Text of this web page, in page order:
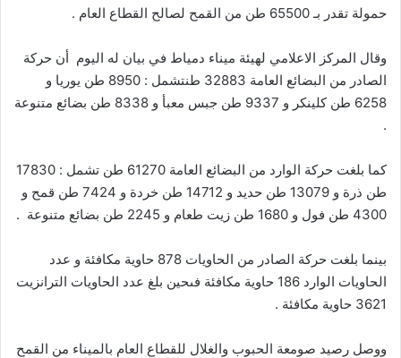
حمولة تقدر بـ طن من القمح لصالح القطاع العام .
وقال المركز الاعلامي لهيئة ميناء دمياط في بيان له اليوم أن حركة
الصادر من البضائع العامة طنتشمل : طن يوريا و
6258 طن كلينكر و طن جبس معبأ و طن بضائع متنوعة
.
كما بلغت حركة الوارد من البضائع العامة طن تشمل :
طن ذرة و طن حديد و طن خردة و طن قمح و
4300 طن فول و طن زيت طعام و طن بضائع متنوعة .
بينما بلغت حركة الصادر من الحاويات حاوية مكافئة و عدد
الحاويات الوارد حاوية مكافئة فىحين بلغ عدد الحاويات الترانزيت
3621 حاوية مكافئة .
ووصل رصيد صومعة الحبوب والغلال للقطاع العام بالميناء من القمح